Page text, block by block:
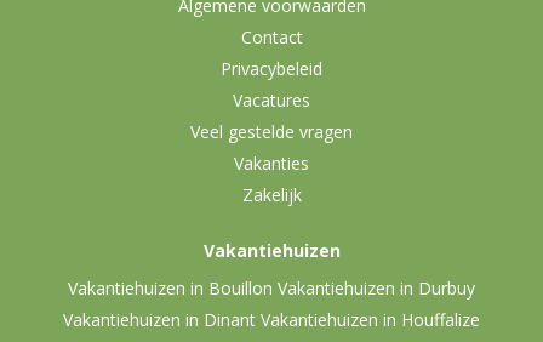
Algemene voorwaarden
Contact
Privacybeleid
Vacatures
Veel gestelde vragen
Vakanties
Zakelijk
Vakantiehuizen
Vakantiehuizen in Bouillon Vakantiehuizen in Durbuy
Vakantiehuizen in Dinant Vakantiehuizen in Houffalize